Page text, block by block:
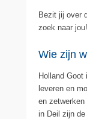
Bezit jij over
zoek naar jou!
Wie zijn
Holland
leveren en
en zetwerken
in Deil zijn